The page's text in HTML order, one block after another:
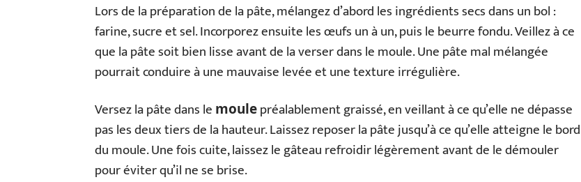
Lors de la préparation de la pâte, mélangez d’abord les ingrédients secs dans un bol :
farine, sucre et sel. Incorporez ensuite les œufs un à un, puis le beurre fondu. Veillez à ce
que la pâte soit bien lisse avant de la verser dans le moule. Une pâte mal mélangée
pourrait conduire à une mauvaise levée et une texture irrégulière.
Versez la pâte dans le moulepréalablement graissé, en veillant à ce qu’elle ne dépasse
pas les deux tiers de la hauteur. Laissez reposer la pâte jusqu’à ce qu’elle atteigne le bord
du moule. Une fois cuite, laissez le gâteau refroidir légèrement avant de le démouler
pour éviter qu’il ne se brise.